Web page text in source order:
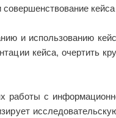
и использованию
кейса, очертить
работы с